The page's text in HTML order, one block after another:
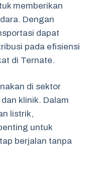
memberikan
Dengan
dapat
pada efisiensi
di Ternate.
di sektor
klinik. Dalam
listrik,
untuk
berjalan tanpa